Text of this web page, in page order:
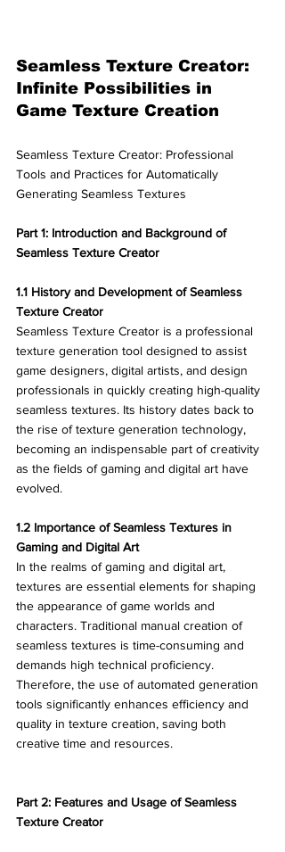
Seamless Texture Creator:
Infinite Possibilities in
Game Texture Creation
Seamless Texture Creator: Professional
Tools and Practices for Automatically
Generating Seamless Textures
Part 1: Introduction and Background of
Seamless Texture Creator
1.1 History and Development of Seamless
Texture Creator
Seamless Texture Creator is a professional
texture generation tool designed to assist
game designers, digital artists, and design
professionals in quickly creating high-quality
seamless textures. Its history dates back to
the rise of texture generation technology,
becoming an indispensable part of creativity
as the fields of gaming and digital art have
evolved.
1.2 Importance of Seamless Textures in
Gaming and Digital Art
In the realms of gaming and digital art,
textures are essential elements for shaping
the appearance of game worlds and
characters. Traditional manual creation of
seamless textures is time-consuming and
demands high technical proficiency.
Therefore, the use of automated generation
tools significantly enhances efficiency and
quality in texture creation, saving both
creative time and resources.
Part 2: Features and Usage of Seamless
Texture Creator